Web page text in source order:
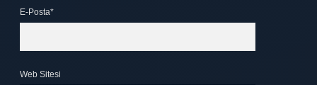
E-Posta*
Web Sitesi